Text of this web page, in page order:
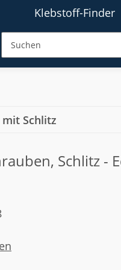
Klebstoff-Finder
Schlitz
Schlitz -